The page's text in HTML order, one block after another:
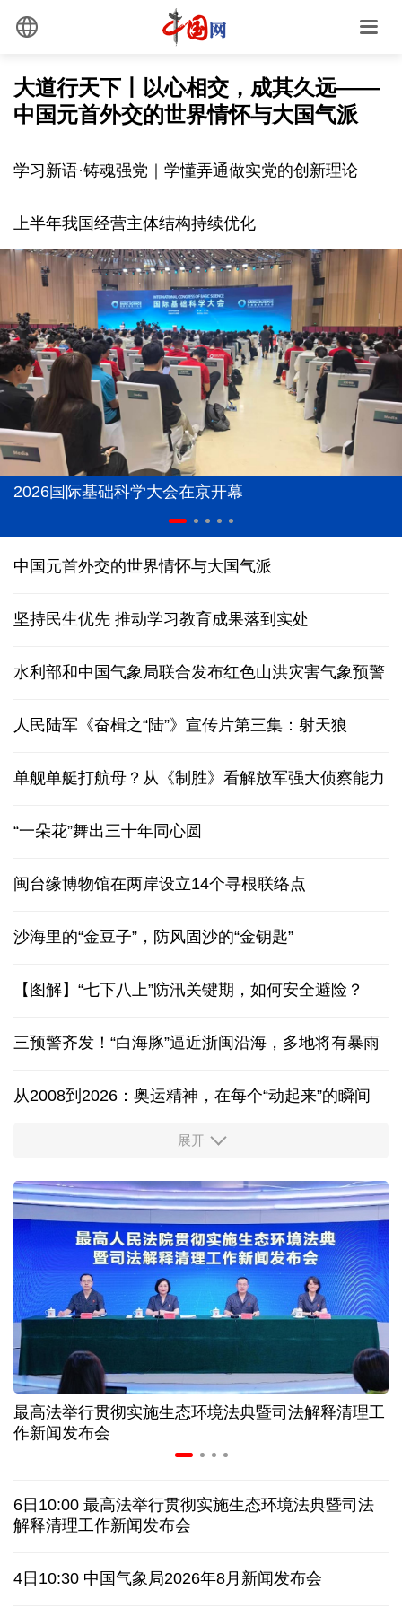
大道行天下丨以心相交，成其久远——
中国元首外交的世界情怀与大国气派
学习新语·铸魂强党｜学懂弄通做实党的创新理论
上半年我国经营主体结构持续优化
2026国际基础科学大会在京开幕
中国元首外交的世界情怀与大国气派
坚持民生优先 推动学习教育成果落到实处
水利部和中国气象局联合发布红色山洪灾害气象预警
人民陆军《奋楫之“陆”》宣传片第三集：射天狼
单舰单艇打航母？从《制胜》看解放军强大侦察能力
“一朵花”舞出三十年同心圆
闽台缘博物馆在两岸设立14个寻根联络点
沙海里的“金豆子”，防风固沙的“金钥匙”
【图解】“七下八上”防汛关键期，如何安全避险？
三预警齐发！“白海豚”逼近浙闽沿海，多地将有暴雨
从2008到2026：奥运精神，在每个“动起来”的瞬间
活力中国调研行丨安徽的定力与活力
夏日经济乘“热”而上 消费市场向“新”而行
长江十年行 | 重庆“以竹代塑”铺就绿色发展新路
暑期档电影票房持续走高 “电影+”业态激发消费活力
年中经济观察丨以河溪流域为脉 打造乡村振兴示范
片区
美媒:多场景低成本应用 中国让AI变得更具实用价值
蓝厅观察丨被中方反制的7家美国实体有何来头？
视频丨日本民众集会 反对高市政府扩军谋“核”
展开
最高法举行贯彻实施生态环境法典暨司法解释清理工
作新闻发布会
6日10:00 最高法举行贯彻实施生态环境法典暨司法
解释清理工作新闻发布会
4日10:30 中国气象局2026年8月新闻发布会